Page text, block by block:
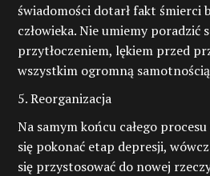
świadomości dotarł fakt śmierci
człowieka. Nie umiemy poradzić
przytłoczeniem, lękiem przed
wszystkim ogromną
5. Reorganizacja
Na samym końcu całego
się pokonać etap depresji,
się przystosować do nowej